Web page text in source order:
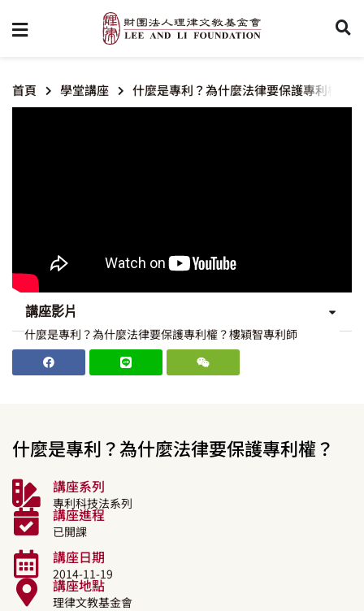
首頁 學堂講座 什麼是專利？為什麼法律要保護專利權？
講座影片
什麼是專利？為什麼法律要保護專利權？樓穎智專利師
什麼是專利？為什麼法律要保護專利權？
講座系列
專利科技法系列
講座進程
已開課
講座日期
2014-11-19
講座地點
理律文教基金會